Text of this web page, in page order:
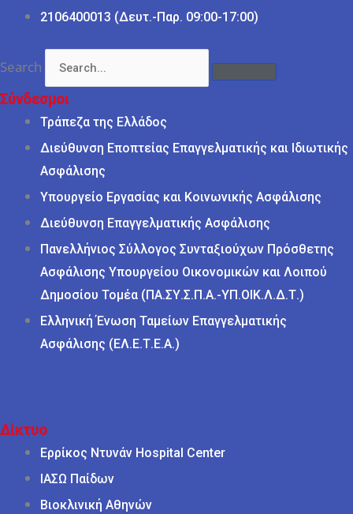
2106400013 (Δευτ.-Παρ. 09:00-17:00)
Search
Σύνδεσμοι
Τράπεζα της Ελλάδος
Διεύθυνση Εποπτείας Επαγγελματικής και Ιδιωτικής
Ασφάλισης
Υπουργείο Εργασίας και Κοινωνικής Ασφάλισης
Διεύθυνση Επαγγελματικής Ασφάλισης
Πανελλήνιος Σύλλογος Συνταξιούχων Πρόσθετης
Ασφάλισης Υπουργείου Οικονομικών και Λοιπού
Δημοσίου Τομέα (ΠΑ.ΣΥ.Σ.Π.Α.-ΥΠ.ΟΙΚ.Λ.Δ.Τ.)
Ελληνική Ένωση Ταμείων Επαγγελματικής
Ασφάλισης (ΕΛ.Ε.Τ.Ε.Α.)
Δίκτυο
Ερρίκος Ντυνάν Hospital Center
ΙΑΣΩ Παίδων
Βιοκλινική Αθηνών